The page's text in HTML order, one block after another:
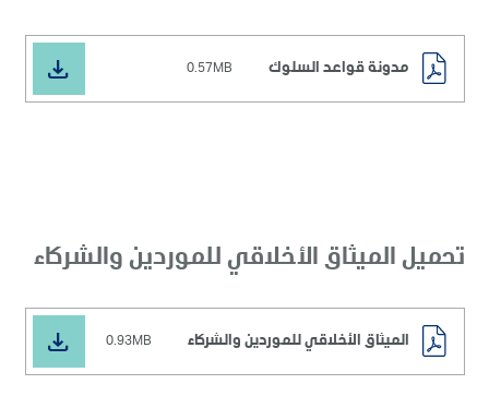
مدونة قواعد السلوك 0.57MB
تحميل الميثاق الأخلاقي للموردين والشركاء
الميثاق الأخلاقي للموردين والشركاء 0.93MB